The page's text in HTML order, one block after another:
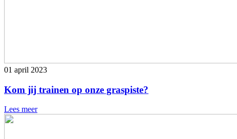
01 april 2023
Kom jij trainen op onze graspiste?
Lees meer